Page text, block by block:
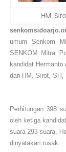
HM.
umum Senkom
SENKOM Mitra
kandidat
dan HM. Sirot, SH,
Perhitungan 398
oleh ketiga
suara 293 suara,
dinyatakan rusak.